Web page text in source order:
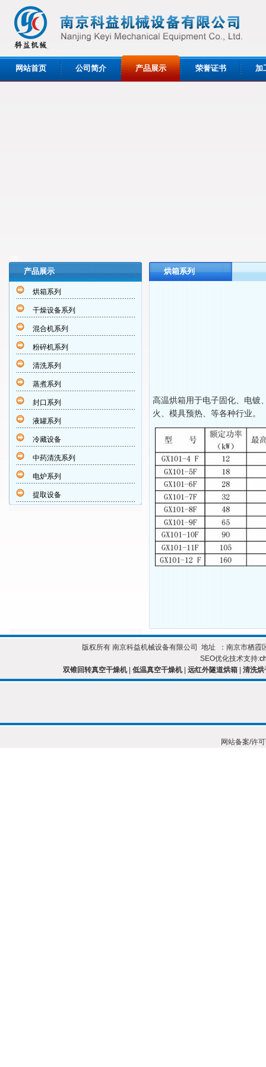
网站首页 公司简介 产品展示 荣誉证书 加
产品展示
烘箱系列
干燥设备系列
混合机系列
粉碎机系列
清洗系列
蒸煮系列
封口系列
液罐系列
冷藏设备
中药清洗系列
电炉系列
提取设备
烘箱系列
高温烘箱用于电子固化、电镀
火、模具预热、等各种行业。
版权所有 南京科益机械设备有限公司 地址 ：南京市栖
SEO优化技术支持:
双锥回转真空干燥机| 低温真空干燥机| 远红外隧道烘箱 清洗烘
网站备案/许